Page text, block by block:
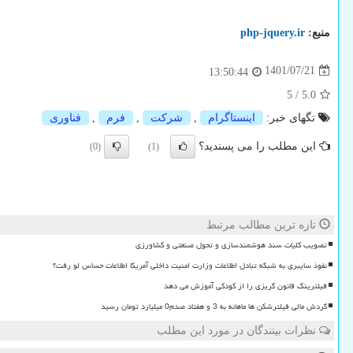
منبع: php-jquery.ir
1401/07/21
13:50:44
5.0
/
5
تگهای خبر:
اینستاگرام شركت فرم فناوری
این مطلب را می پسندید؟ (1)
(0)
تازه ترین مطالب مرتبط
تصویب کلیات سند هوشمندسازی و تحول صنعتی و کشاورزی
نفوذ سایبری به شبکه تبادل اطلاعات وزارت امنیت داخلی آمریکا اطلاعات حساس لو رفت؟
فیلترینگ قانون گریزی را از کودکی آموزش می دهد
گردش مالی فیلترشکن ها ماهانه به 3 و هفتاد صدم0 میلیارد تومان رسید
نظرات بینندگان در مورد این مطلب